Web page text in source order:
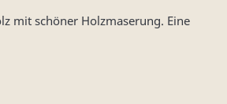
mit schöner Holzmaserung. Eine